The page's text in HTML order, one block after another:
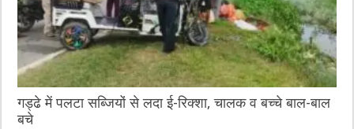
गड्ढे में पलटा सब्जियों से लदा ई-रिक्शा, चालक व बच्चे बाल-बाल
बचे